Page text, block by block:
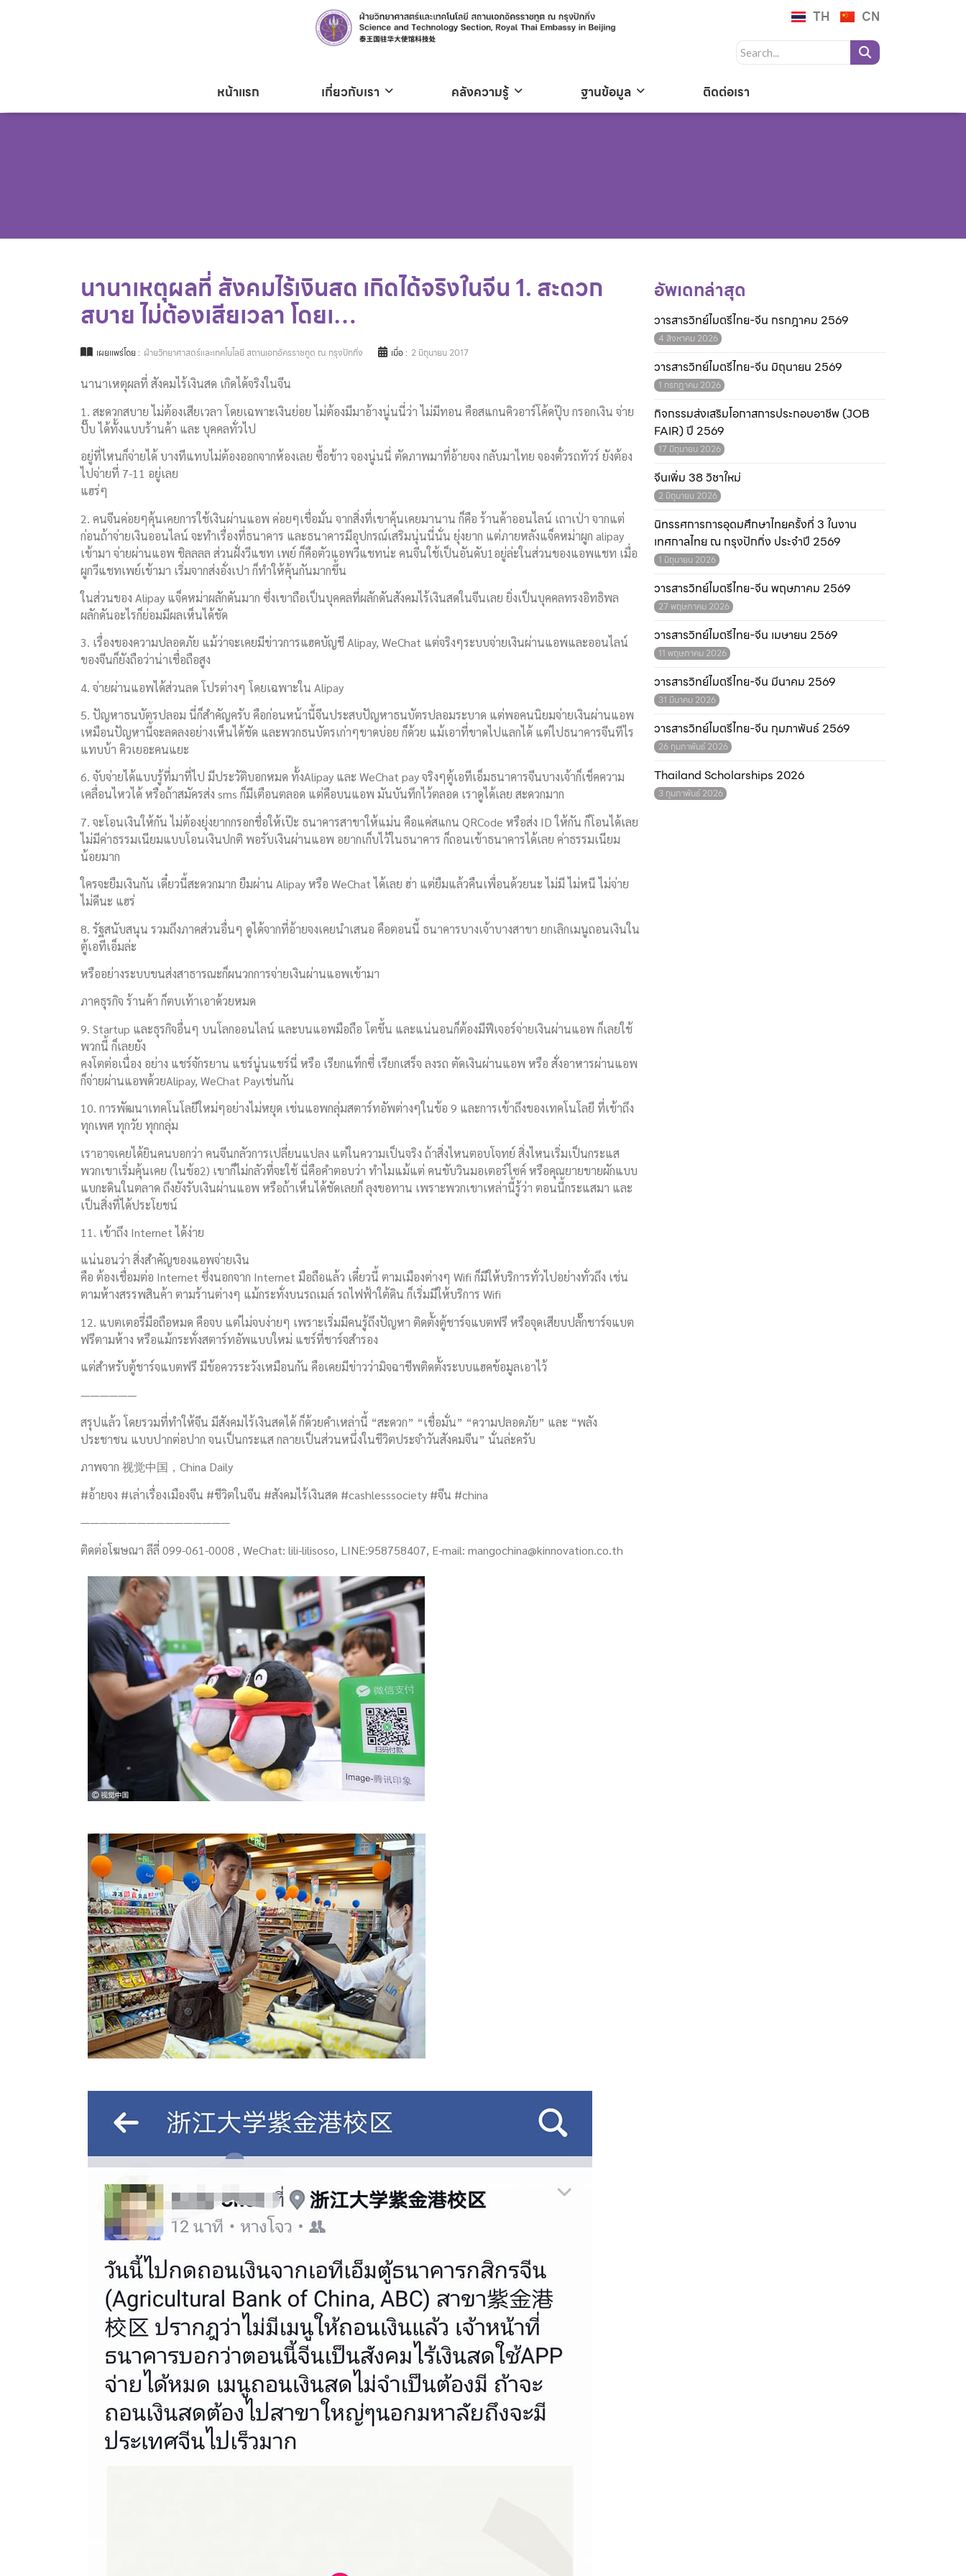
TH CN
หน้าแรก เกี่ยวกับเรา คลังความรู้ ฐานข้อมูล ติดต่อเรา
นานาเหตุผลที่ สังคมไร้เงินสด เกิดได้จริงในจีน 1. สะดวก
สบาย ไม่ต้องเสียเวลา โดยเ…
เผยแพร่โดย : ฝ่ายวิทยาศาสตร์และเทคโนโลยี สถานเอกอัครราชทูต ณ กรุงปักกิ่ง เมื่อ : 2 มิถุนายน 2017
นานาเหตุผลที่ สังคมไร้เงินสด เกิดได้จริงในจีน
1. สะดวกสบาย ไม่ต้องเสียเวลา โดยเฉพาะเงินย่อย ไม่ต้องมีมาอ้างนู่นนี่ว่า ไม่มีทอน คือสแกนคิวอาร์โค้ดปุ๊บ กรอกเงิน จ่าย
ปั๊บ ได้ทั้งแบบร้านค้า และ บุคคลทั่วไป
อยู่ที่ไหนก็จ่ายได้ บางทีแทบไม่ต้องออกจากห้องเลย ซื้อข้าว จองนู่นนี่ ตัดภาพมาที่อ้ายจง กลับมาไทย จองตั๋วรถทัวร์ ยังต้อง
ไปจ่ายที่ 7-11 อยู่เลย
แฮร่ๆ
2. คนจีนค่อยๆคุ้นเคยการใช้เงินผ่านแอพ ค่อยๆเชื่อมั่น จากสิ่งที่เขาคุ้นเคยมานาน ก็คือ ร้านค้าออนไลน์ เถาเป่า จากแต่
ก่อนถ้าจ่ายเงินออนไลน์ จะทำเรื่องที่ธนาคาร และธนาคารมีอุปกรณ์เสริมนุ่นนี่นั่น ยุ่งยาก แต่ภายหลังแจ็คหม่าผูก alipay
เข้ามา จ่ายผ่านแอพ ชิลลลล ส่วนฝั่งวีแชท เพย์ ก็คือตัวแอพวีแชทน่ะ คนจีนใช้เป็นอันดับ1อยู่ล่ะในส่วนของแอพแชท เมื่อ
ผูกวีแชทเพย์เข้ามา เริ่มจากส่งอั่งเปา ก็ทำให้คุ้นกันมากขึ้น
ในส่วนของ Alipay แจ็คหม่าผลักดันมาก ซึ่งเขาถือเป็นบุคคลที่ผลักดันสังคมไร้เงินสดในจีนเลย ยิ่งเป็นบุคคลทรงอิทธิพล
ผลักดันอะไรก็ย่อมมีผลเห็นได้ชัด
3. เรื่องของความปลอดภัย แม้ว่าจะเคยมีข่าวการแฮคบัญชี Alipay, WeChat แต่จริงๆระบบจ่ายเงินผ่านแอพและออนไลน์
ของจีนก็ยังถือว่าน่าเชื่อถือสูง
4. จ่ายผ่านแอพได้ส่วนลด โปรต่างๆ โดยเฉพาะใน Alipay
5. ปัญหาธนบัตรปลอม นี่ก็สำคัญครับ คือก่อนหน้านี้จีนประสบปัญหาธนบัตรปลอมระบาด แต่พอคนนิยมจ่ายเงินผ่านแอพ
เหมือนปัญหานี้จะลดลงอย่างเห็นได้ชัด และพวกธนบัตรเก่าๆขาดบ่อย ก็ด้วย แม้เอาที่ขาดไปแลกได้ แต่ไปธนาคารจีนทีไร
แทบบ้า คิวเยอะคนแยะ
6. จับจ่ายได้แบบรู้ที่มาที่ไป มีประวัติบอกหมด ทั้งAlipay และ WeChat pay จริงๆตู้เอทีเอ็มธนาคารจีนบางเจ้าก็เช็คความ
เคลื่อนไหวได้ หรือถ้าสมัครส่ง sms ก็มีเตือนตลอด แต่คือบนแอพ มันบันทึกไว้ตลอด เราดูได้เลย สะดวกมาก
7. จะโอนเงินให้กัน ไม่ต้องยุ่งยากกรอกชื่อให้เป๊ะ ธนาคารสาขาให้แม่น คือแค่สแกน QRCode หรือส่ง ID ให้กัน ก็โอนได้เลย
ไม่มีค่าธรรมเนียมแบบโอนเงินปกติ พอรับเงินผ่านแอพ อยากเก็บไว้ในธนาคาร ก็ถอนเข้าธนาคารได้เลย ค่าธรรมเนียม
น้อยมาก
ใครจะยืมเงินกัน เดี๋ยวนี้สะดวกมาก ยืมผ่าน Alipay หรือ WeChat ได้เลย ฮ่า แต่ยืมแล้วคืนเพื่อนด้วยนะ ไม่มี ไม่หนี ไม่จ่าย
ไม่ดีนะ แฮร่
8. รัฐสนับสนุน รวมถึงภาคส่วนอื่นๆ ดูได้จากที่อ้ายจงเคยนำเสนอ คือตอนนี้ ธนาคารบางเจ้าบางสาขา ยกเลิกเมนูถอนเงินใน
ตู้เอทีเอ็มล่ะ
หรืออย่างระบบขนส่งสาธารณะก็ผนวกการจ่ายเงินผ่านแอพเข้ามา
ภาคธุรกิจ ร้านค้า ก็ตบเท้าเอาด้วยหมด
9. Startup และธุรกิจอื่นๆ บนโลกออนไลน์ และบนแอพมือถือ โตขึ้น และแน่นอนก็ต้องมีฟีเจอร์จ่ายเงินผ่านแอพ ก็เลยใช้
พวกนี้ ก็เลยยัง
คงโตต่อเนื่อง อย่าง แชร์จักรยาน แชร์นู่นแชร์นี่ หรือ เรียกแท็กซี่ เรียกเสร็จ ลงรถ ตัดเงินผ่านแอพ หรือ สั่งอาหารผ่านแอพ
ก็จ่ายผ่านแอพด้วยAlipay, WeChat Payเช่นกัน
10. การพัฒนาเทคโนโลยีใหม่ๆอย่างไม่หยุด เช่นแอพกลุ่มสตาร์ทอัพต่างๆในข้อ 9 และการเข้าถึงของเทคโนโลยี ที่เข้าถึง
ทุกเพศ ทุกวัย ทุกกลุ่ม
เราอาจเคยได้ยินคนบอกว่า คนจีนกลัวการเปลี่ยนแปลง แต่ในความเป็นจริง ถ้าสิ่งไหนตอบโจทย์ สิ่งไหนเริ่มเป็นกระแส
พวกเขาเริ่มคุ้นเคย (ในข้อ2) เขาก็ไม่กลัวที่จะใช้ นี่คือคำตอบว่า ทำไมแม้แต่ คนขับวินมอเตอร์ไซค์ หรือคุณยายขายผักแบบ
แบกะดินในตลาด ถึงยังรับเงินผ่านแอพ หรือถ้าเห็นได้ชัดเลยก็ ลุงขอทาน เพราะพวกเขาเหล่านี้รู้ว่า ตอนนี้กระแสมา และ
เป็นสิ่งที่ได้ประโยชน์
11. เข้าถึง Internet ได้ง่าย
แน่นอนว่า สิ่งสำคัญของแอพจ่ายเงิน
คือ ต้องเชื่อมต่อ Internet ซึ่งนอกจาก Internet มือถือแล้ว เดี๋ยวนี้ ตามเมืองต่างๆ Wifi ก็มีให้บริการทั่วไปอย่างทั่วถึง เช่น
ตามห้างสรรพสินค้า ตามร้านต่างๆ แม้กระทั่งบนรถเมล์ รถไฟฟ้าใต้ดิน ก็เริ่มมีให้บริการ Wifi
12. แบตเตอรี่มือถือหมด คือจบ แต่ไม่จบง่ายๆ เพราะเริ่มมีคนรู้ถึงปัญหา ติดตั้งตู้ชาร์จแบตฟรี หรือจุดเสียบปลั๊กชาร์จแบต
ฟรีตามห้าง หรือแม้กระทั่งสตาร์ทอัพแบบใหม่ แชร์ที่ชาร์จสำรอง
แต่สำหรับตู้ชาร์จแบตฟรี มีข้อควรระวังเหมือนกัน คือเคยมีข่าวว่ามิจฉาชีพติดตั้งระบบแฮคข้อมูลเอาไว้
——————
สรุปแล้ว โดยรวมที่ทำให้จีน มีสังคมไร้เงินสดได้ ก็ด้วยคำเหล่านี้ “สะดวก” “เชื่อมั่น” “ความปลอดภัย” และ “พลัง
ประชาชน แบบปากต่อปาก จนเป็นกระแส กลายเป็นส่วนหนึ่งในชีวิตประจำวันสังคมจีน” นั่นล่ะครับ
ภาพจาก 视觉中国，China Daily
#อ้ายจง #เล่าเรื่องเมืองจีน #ชีวิตในจีน #สังคมไร้เงินสด #cashlesssociety #จีน #china
————————————————
ติดต่อโฆษณา ลีลี่ 099-061-0008 , WeChat: lili-lilisoso, LINE:958758407, E-mail: mangochina@kinnovation.co.th
อัพเดทล่าสุด
วารสารวิทย์ไมตรีไทย-จีน กรกฎาคม 2569
4 สิงหาคม 2026
วารสารวิทย์ไมตรีไทย-จีน มิถุนายน 2569
1 กรกฎาคม 2026
กิจกรรมส่งเสริมโอกาสการประกอบอาชีพ (JOB
FAIR) ปี 2569
17 มิถุนายน 2026
จีนเพิ่ม 38 วิชาใหม่
2 มิถุนายน 2026
นิทรรศการการอุดมศึกษาไทยครั้งที่ 3 ในงาน
เทศกาลไทย ณ กรุงปักกิ่ง ประจำปี 2569
1 มิถุนายน 2026
วารสารวิทย์ไมตรีไทย-จีน พฤษภาคม 2569
27 พฤษภาคม 2026
วารสารวิทย์ไมตรีไทย-จีน เมษายน 2569
11 พฤษภาคม 2026
วารสารวิทย์ไมตรีไทย-จีน มีนาคม 2569
31 มีนาคม 2026
วารสารวิทย์ไมตรีไทย-จีน กุมภาพันธ์ 2569
26 กุมภาพันธ์ 2026
Thailand Scholarships 2026
3 กุมภาพันธ์ 2026